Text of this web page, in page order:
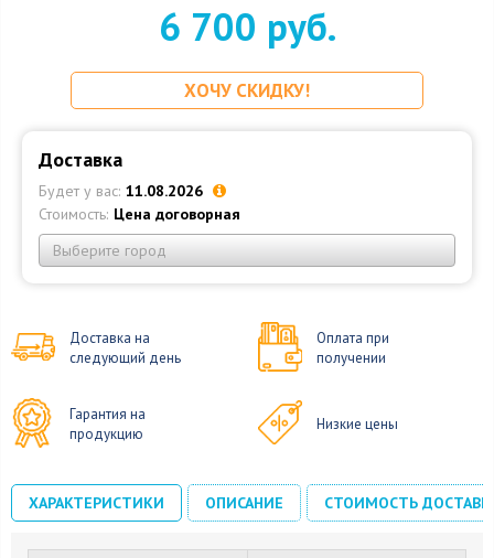
6 700 руб.
ХОЧУ СКИДКУ!
Доставка
Будет у вас: 11.08.2026
Стоимость: Цена договорная
Выберите город
Доставка на
следующий день
Оплата при
получении
Гарантия на
продукцию
Низкие цены
ХАРАКТЕРИСТИКИ ОПИСАНИЕ СТОИМОСТЬ